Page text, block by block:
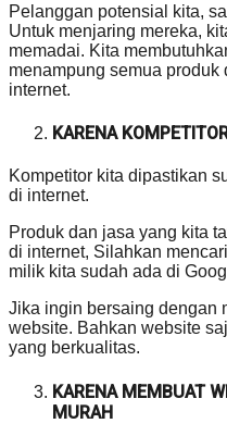
Pelanggan potensial kita,
Untuk menjaring mereka,
memadai. Kita
menampung semua
internet.
KARENA
Kompetitor kita dipastikan
di internet.
Produk dan jasa yang kita
di internet, Silahkan
milik kita sudah ada di
Jika ingin bersaing dengan
website. Bahkan website
yang berkualitas.
KARENA MEMBUAT
MURAH